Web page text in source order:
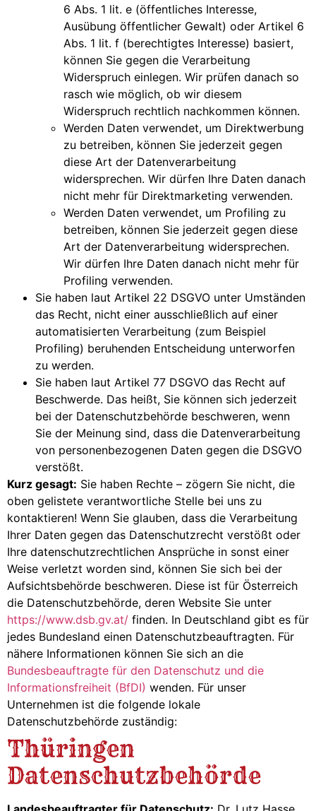
6 Abs. 1 lit. e (öffentliches Interesse,
Ausübung öffentlicher Gewalt) oder Artikel 6
Abs. 1 lit. f (berechtigtes Interesse) basiert,
können Sie gegen die Verarbeitung
Widerspruch einlegen. Wir prüfen danach so
rasch wie möglich, ob wir diesem
Widerspruch rechtlich nachkommen können.
Werden Daten verwendet, um Direktwerbung
zu betreiben, können Sie jederzeit gegen
diese Art der Datenverarbeitung
widersprechen. Wir dürfen Ihre Daten danach
nicht mehr für Direktmarketing verwenden.
Werden Daten verwendet, um Profiling zu
betreiben, können Sie jederzeit gegen diese
Art der Datenverarbeitung widersprechen.
Wir dürfen Ihre Daten danach nicht mehr für
Profiling verwenden.
Sie haben laut Artikel 22 DSGVO unter Umständen
das Recht, nicht einer ausschließlich auf einer
automatisierten Verarbeitung (zum Beispiel
Profiling) beruhenden Entscheidung unterworfen
zu werden.
Sie haben laut Artikel 77 DSGVO das Recht auf
Beschwerde. Das heißt, Sie können sich jederzeit
bei der Datenschutzbehörde beschweren, wenn
Sie der Meinung sind, dass die Datenverarbeitung
von personenbezogenen Daten gegen die DSGVO
verstößt.
Kurz gesagt: Sie haben Rechte – zögern Sie nicht, die
oben gelistete verantwortliche Stelle bei uns zu
kontaktieren! Wenn Sie glauben, dass die Verarbeitung
Ihrer Daten gegen das Datenschutzrecht verstößt oder
Ihre datenschutzrechtlichen Ansprüche in sonst einer
Weise verletzt worden sind, können Sie sich bei der
Aufsichtsbehörde beschweren. Diese ist für Österreich
die Datenschutzbehörde, deren Website Sie unter
https://www.dsb.gv.at/ finden. In Deutschland gibt es für
jedes Bundesland einen Datenschutzbeauftragten. Für
nähere Informationen können Sie sich an die
Bundesbeauftragte für den Datenschutz und die
Informationsfreiheit (BfDI) wenden. Für unser
Unternehmen ist die folgende lokale
Datenschutzbehörde zuständig:
Thüringen
Datenschutzbehörde